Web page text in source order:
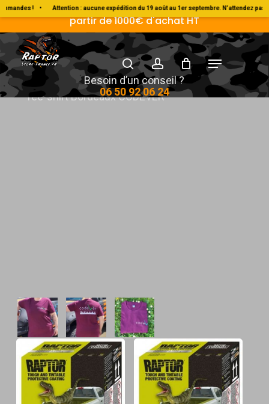
! • Attention : aucune expédition du 19 août au 1er septembre. N’attendez pas
Skip
main
content
Livraison Gratuite en France métropolitaine à
partir de 1000€ d'achat HT
Besoin d’un conseil ?
06 50 92 06 24
searchaccount
Menu
Accueil
Vêtement & Goodies
Codever
Tee-shirt Bordeaux CODEVER